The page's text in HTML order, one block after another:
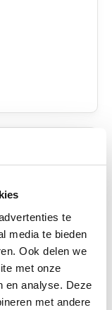
te
media te bieden
Ook delen we
met onze
en analyse. Deze
met andere
van de
je een job